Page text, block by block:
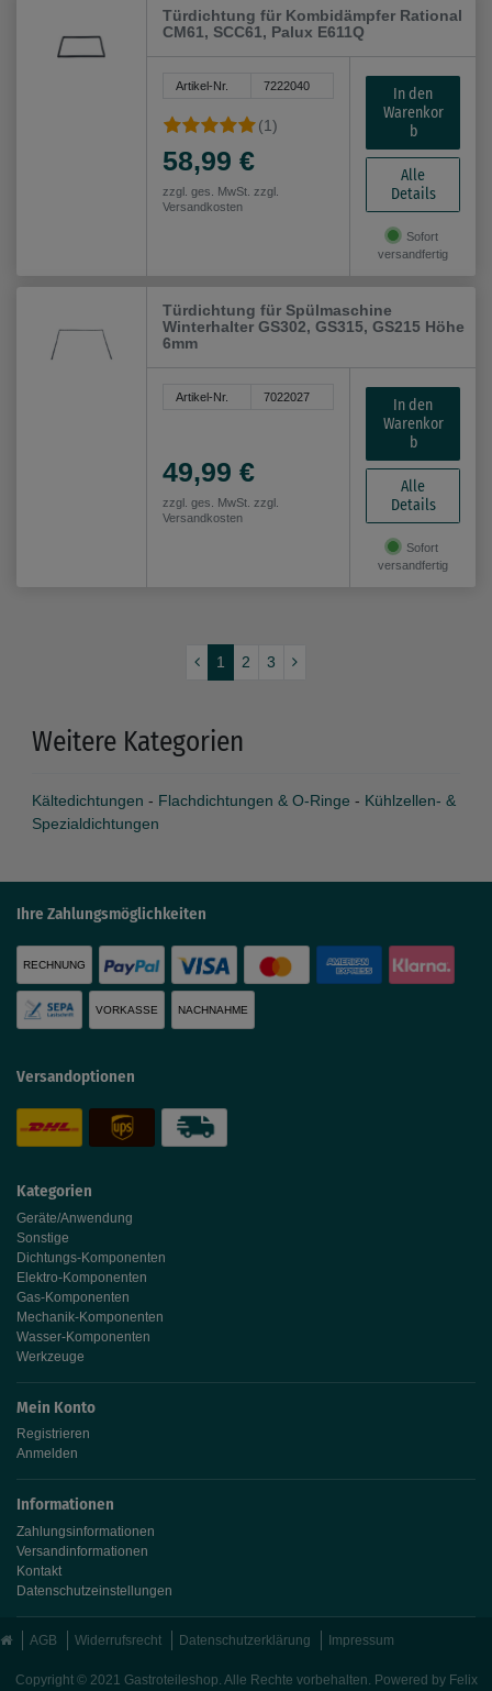
Türdichtung für Kombidämpfer Rational
CM61, SCC61, Palux E611Q
Artikel-Nr. 7222040
(1)
58,99 €
zzgl. ges. MwSt. zzgl.
Versandkosten
In den
Warenkor
b
Alle
Details
Sofort
versandfertig
Türdichtung für Spülmaschine
Winterhalter GS302, GS315, GS215 Höhe
6mm
Artikel-Nr. 7022027
49,99 €
zzgl. ges. MwSt. zzgl.
Versandkosten
In den
Warenkor
b
Alle
Details
Sofort
versandfertig
1 2 3
Weitere Kategorien
Kältedichtungen - Flachdichtungen & O-Ringe - Kühlzellen- &
Spezialdichtungen
Kategorien
Geräte/Anwendung
Sonstige
Dichtungs-Komponenten
Elektro-Komponenten
Gas-Komponenten
Mechanik-Komponenten
Wasser-Komponenten
Werkzeuge
Mein Konto
Registrieren
Anmelden
Informationen
Zahlungsinformationen
Versandinformationen
Kontakt
Datenschutzeinstellungen
Ihre Zahlungsmöglichkeiten
RECHNUNG
VORKASSE NACHNAHME
Versandoptionen
AGB Widerrufsrecht Datenschutzerklärung Impressum
Copyright © 2021 Gastroteileshop. Alle Rechte vorbehalten. Powered by Felix